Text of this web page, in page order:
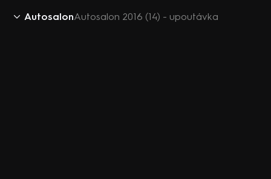
AutosalonAutosalon 2016 (14) - upoutávka